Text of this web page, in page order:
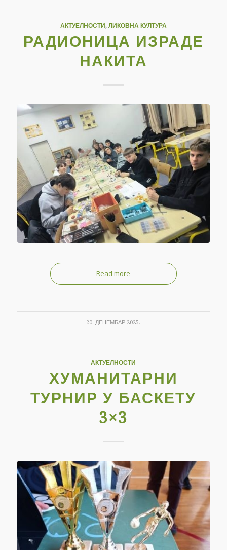
АКТУЕЛНОСТИ, ЛИКОВНА КУЛТУРА
РАДИОНИЦА ИЗРАДЕ
НАКИТА
Read more
20. ДЕЦЕМБАР 2025.
АКТУЕЛНОСТИ
ХУМАНИТАРНИ
ТУРНИР У БАСКЕТУ
3×3